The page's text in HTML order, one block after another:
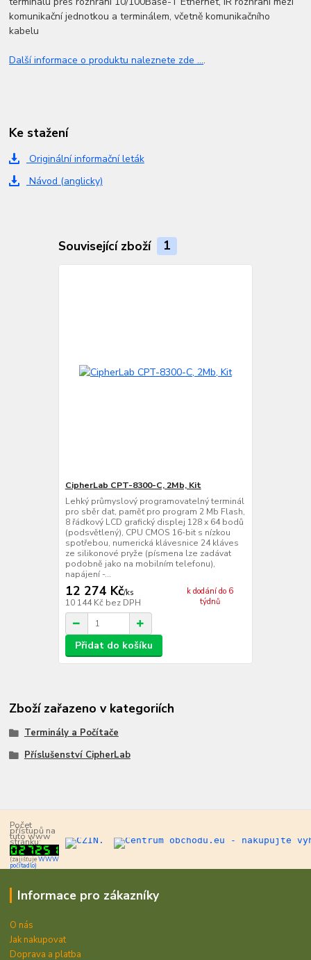
komunikační jednotkou a terminálem, včetně komunikačního
kabelu
Další informace o produktu naleznete zde ....
Ke stažení
Originální informační leták
Návod (anglicky)
Související zboží 1
CipherLab CPT-8300-C, 2Mb, Kit
Lehký průmyslový programovatelný terminál
pro sběr dat, paměť pro program 2 Mb Flash,
8 řádkový LCD grafický displej 128 x 64 bodů
(podsvětlený), CPU CMOS 16-bit s nízkou
spotřebou, numerická klávesnice 24 kláves
ze silikonové pryže (písmena lze zadávat
podobně jako na mobilním telefonu),
napájení -...
12 274 Kč/ks
10 144 Kč bez DPH
k dodání do 6
týdnů
Přidat do košíku
Zboží zařazeno v kategoriích
Terminály a Počítače
Příslušenství CipherLab
Počet
přístupů na
tuto www
stránku:
(zajišťujeWWW
počítadlo)
Informace pro zákazníky
O nás
Jak nakupovat
Doprava a platba